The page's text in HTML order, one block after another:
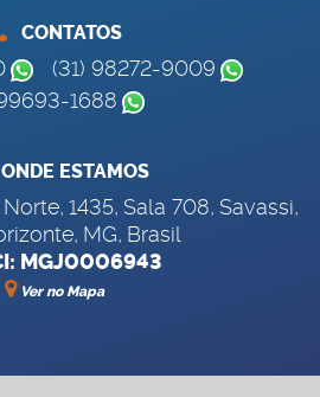
CONTATOS
(31) 98272-9009
1688
ESTAMOS
Norte, 1435, Sala 708, Savassi,
, MG, Brasil
MGJ0006943
Ver no Mapa